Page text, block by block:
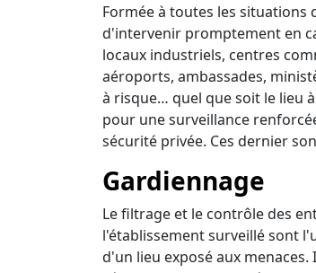
Formée à toutes les situations
d'intervenir promptement en
locaux industriels, centres
aéroports, ambassades,
à risque… quel que soit le lieu
pour une surveillance
sécurité privée. Ces dernier
Gardiennage
Le filtrage et le contrôle des
l'établissement surveillé sont
d'un lieu exposé aux